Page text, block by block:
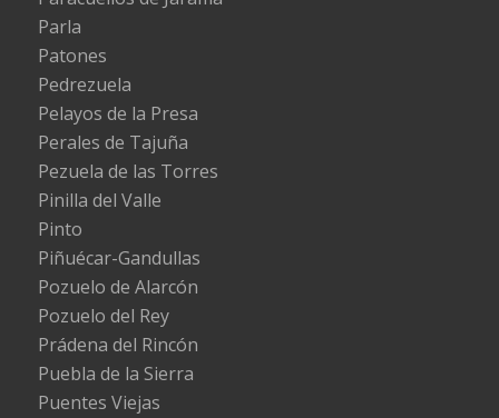
Parla
Patones
Pedrezuela
Pelayos de la Presa
Perales de Tajuña
Pezuela de las Torres
Pinilla del Valle
Pinto
Piñuécar-Gandullas
Pozuelo de Alarcón
Pozuelo del Rey
Prádena del Rincón
Puebla de la Sierra
Puentes Viejas